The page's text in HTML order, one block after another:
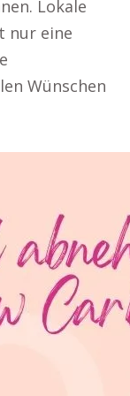
Lokale
nur eine
Wünschen